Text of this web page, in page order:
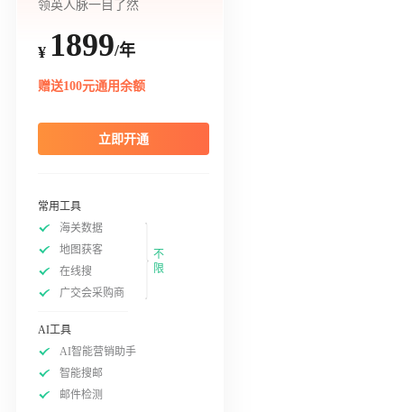
领英人脉一目了然
¥ 1899/年
赠送100元通用余额
立即开通
常用工具
海关数据
地图获客
在线搜
广交会采购商
不
限
AI工具
AI智能营销助手
智能搜邮
邮件检测